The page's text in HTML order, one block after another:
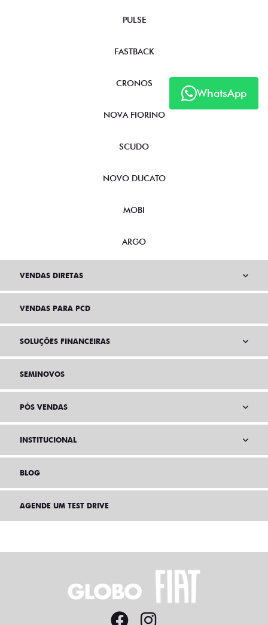
WhatsApp
PULSE
FASTBACK
CRONOS
NOVA FIORINO
SCUDO
NOVO DUCATO
MOBI
ARGO
VENDAS DIRETAS
VENDAS PARA PCD
SOLUÇÕES FINANCEIRAS
SEMINOVOS
PÓS VENDAS
INSTITUCIONAL
BLOG
AGENDE UM TEST DRIVE